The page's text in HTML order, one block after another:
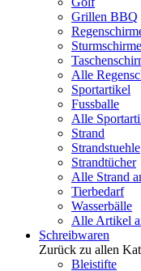
Grillen BBQ
Sturmschirme
Alle
Sportartikel
Fussballe
Alle
Strand
Strandstuehle
Strandtücher
Alle Strand
Tierbedarf
Wasserbälle
Alle Artikel
Schreibwaren
Zurück zu allen
Bleistifte